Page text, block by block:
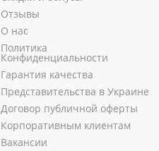
Отзывы
О нас
Политика
Конфиденциальности
Гарантия качества
Представительства в Украине
Договор публичной оферты
Корпоративным клиентам
Вакансии